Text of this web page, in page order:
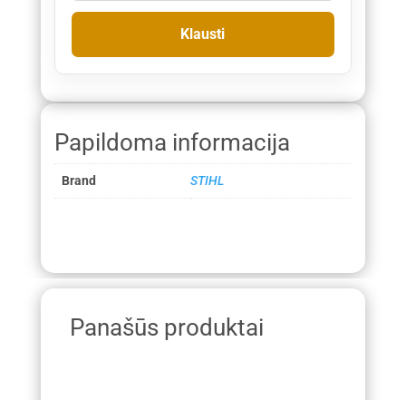
Papildoma informacija
Brand STIHL
Panašūs produktai